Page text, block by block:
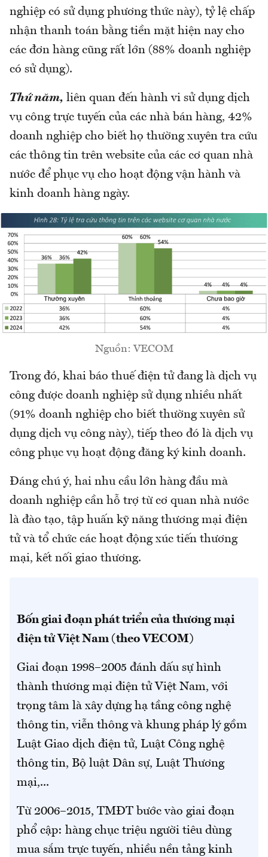
nghiệp có sử dụng phương thức này), tỷ lệ chấp
nhận thanh toán bằng tiền mặt hiện nay cho
các đơn hàng cũng rất lớn (88% doanh nghiệp
có sử dụng).
Thứ năm, liên quan đến hành vi sử dụng dịch
vụ công trực tuyến của các nhà bán hàng, 42%
doanh nghiệp cho biết họ thường xuyên tra cứu
các thông tin trên website của các cơ quan nhà
nước để phục vụ cho hoạt động vận hành và
kinh doanh hàng ngày.
Nguồn: VECOM
Trong đó, khai báo thuế điện tử đang là dịch vụ
công được doanh nghiệp sử dụng nhiều nhất
(91% doanh nghiệp cho biết thường xuyên sử
dụng dịch vụ công này), tiếp theo đó là dịch vụ
công phục vụ hoạt động đăng ký kinh doanh.
Đáng chú ý, hai nhu cầu lớn hàng đầu mà
doanh nghiệp cần hỗ trợ từ cơ quan nhà nước
là đào tạo, tập huấn kỹ năng thương mại điện
tử và tổ chức các hoạt động xúc tiến thương
mại, kết nối giao thương.
Bốn giai đoạn phát triển của thương mại
điện tử Việt Nam (theo VECOM)
Giai đoạn 1998–2005 đánh dấu sự hình
thành thương mại điện tử Việt Nam, với
trọng tâm là xây dựng hạ tầng công nghệ
thông tin, viễn thông và khung pháp lý gồm
Luật Giao dịch điện tử, Luật Công nghệ
thông tin, Bộ luật Dân sự, Luật Thương
mại,...
Từ 2006–2015, TMĐT bước vào giai đoạn
phổ cập: hàng chục triệu người tiêu dùng
mua sắm trực tuyến, nhiều nền tảng kinh